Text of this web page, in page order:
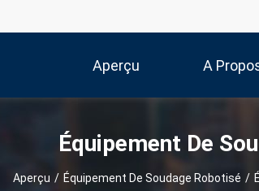
Aperçu A
Équipement De
Aperçu / Équipement De Soudage Robotisé /